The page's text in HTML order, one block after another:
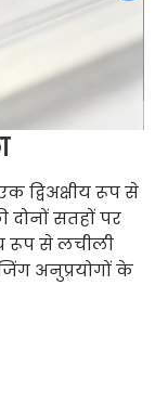
द्विअक्षीय रूप से
दोनों सतहों पर
रूप से लचीली
अनुप्रयोगों के